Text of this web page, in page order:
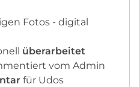
Fotos - digital
überarbeitet
vom Admin
für Udos